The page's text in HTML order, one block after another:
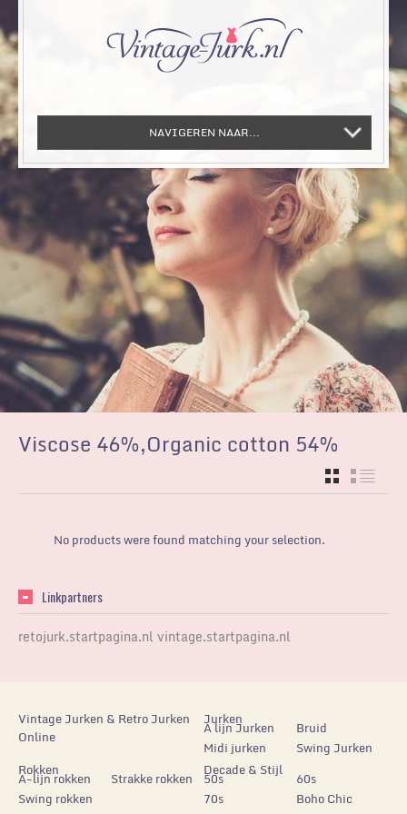
NAVIGEREN NAAR...
Viscose 46%,Organic cotton 54%
GRID
No products were found matching your selection.
Linkpartners
retojurk.startpagina.nl vintage.startpagina.nl
Vintage Jurken & Retro Jurken
Online
Jurken
A lijn Jurken
Bruid
Midi jurken
Swing Jurken
Rokken
A-lijn rokken
Strakke rokken
Swing rokken
Decade & Stijl
50s
60s
70s
Boho Chic